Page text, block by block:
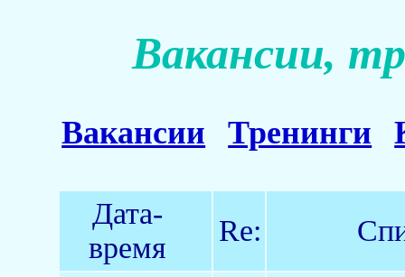
Вакансии,
Вакансии Тренинги
Дата-
время
Re: